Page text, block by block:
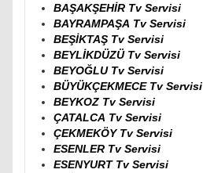
BAŞAKŞEHİR Tv Servisi
BAYRAMPAŞA Tv Servisi
BEŞİKTAŞ Tv Servisi
BEYLİKDÜZÜ Tv Servisi
BEYOĞLU Tv Servisi
BÜYÜKÇEKMECE Tv Servisi
BEYKOZ Tv Servisi
ÇATALCA Tv Servisi
ÇEKMEKÖY Tv Servisi
ESENLER Tv Servisi
ESENYURT Tv Servisi